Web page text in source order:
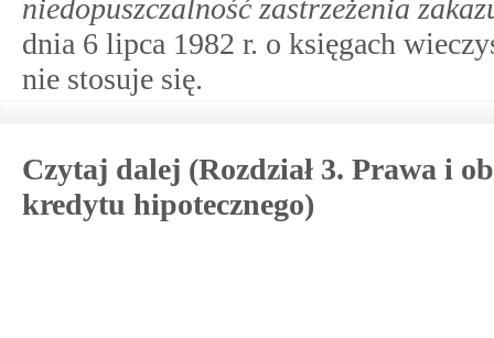
niedopuszczalność zastrzeżenia
dnia 6 lipca 1982 r. o księgach
nie stosuje się.
Czytaj dalej (Rozdział 3. Prawa i
kredytu hipotecznego)